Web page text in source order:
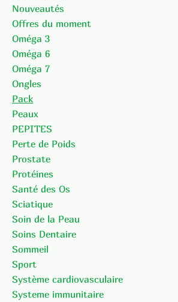
Nouveautés
Offres du moment
Oméga 3
Oméga 6
Oméga 7
Ongles
Pack
Peaux
PEPITES
Perte de Poids
Prostate
Protéines
Santé des Os
Sciatique
Soin de la Peau
Soins Dentaire
Sommeil
Sport
Système cardiovasculaire
Systeme immunitaire